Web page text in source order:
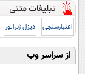
اعتبارسنجی دیزل ژنراتور
از سراسر وب